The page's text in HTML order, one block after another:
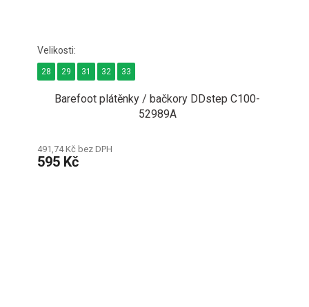
Barefoot plátěnky / bačkory DDstep C100-
52989A
491,74 Kč bez DPH
595 Kč
28 29 31 32 33